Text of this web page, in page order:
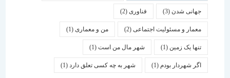
جهانی شدن(3) فناوری (2)
معمار و مسئولیت اجتماعی (2) من و معماری (1)
تنها یک زمین(1) شهر مال من است(1)
اگر شهردار بودم (1) شهر به چه کسی تعلق دارد(1)